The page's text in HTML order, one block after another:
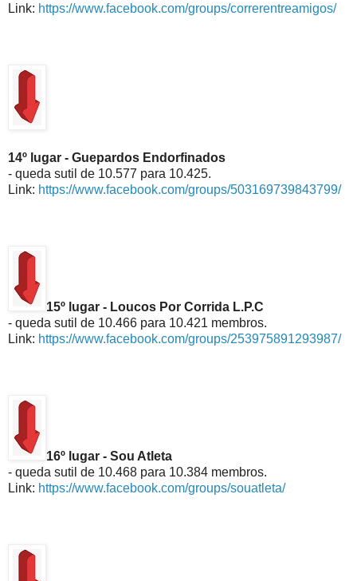
Link: https://www.facebook.com/groups/correrentreamigos/
14º lugar - Guepardos Endorfinados
- queda sutil de 10.577 para 10.425.
Link: https://www.facebook.com/groups/503169739843799/
15º lugar - Loucos Por Corrida L.P.C
- queda sutil de 10.466 para 10.421 membros.
Link: https://www.facebook.com/groups/253975891293987/
16º lugar - Sou Atleta
- queda sutil de 10.468 para 10.384 membros.
Link: https://www.facebook.com/groups/souatleta/